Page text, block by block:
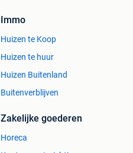
Immo
Huizen te Koop
Huizen te huur
Huizen Buitenland
Buitenverblijven
Zakelijke goederen
Horeca